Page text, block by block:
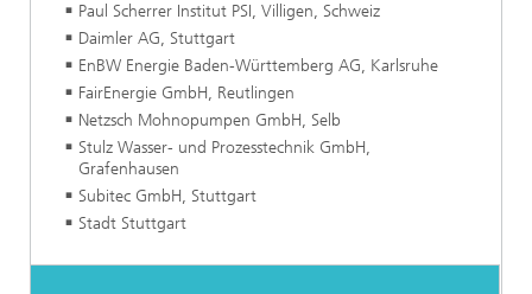
Paul Scherrer Institut PSI, Villigen, Schweiz
Daimler AG, Stuttgart
EnBW Energie Baden-Württemberg AG, Karlsruhe
FairEnergie GmbH, Reutlingen
Netzsch Mohnopumpen GmbH, Selb
Stulz Wasser- und Prozesstechnik GmbH,
Grafenhausen
Subitec GmbH, Stuttgart
Stadt Stuttgart